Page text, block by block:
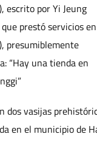
escrito por Yi Jeung
prestó servicios
presumiblemente
“Hay una tienda en
dos vasijas
en el municipio de